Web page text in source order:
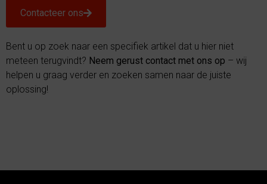
Contacteer ons
Bent u op zoek naar een specifiek artikel dat u hier niet
meteen terugvindt? Neem gerust contact met ons op – wij
helpen u graag verder en zoeken samen naar de juiste
oplossing!